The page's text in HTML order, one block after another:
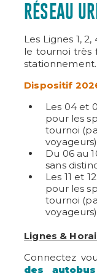
RÉSEAU
Les Lignes 1,
le tournoi très
stationnement.
Dispositif
Les 04 et
pour les
tournoi
Du 06 au
sans
Les 11 et
pour les
tournoi
Lignes &
Connectez
des